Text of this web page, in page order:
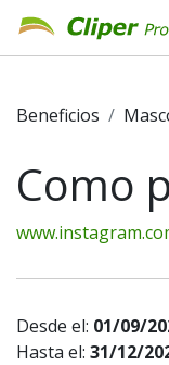
Beneficios
Como
Desde el: 01/09/
Hasta el: 31/12/